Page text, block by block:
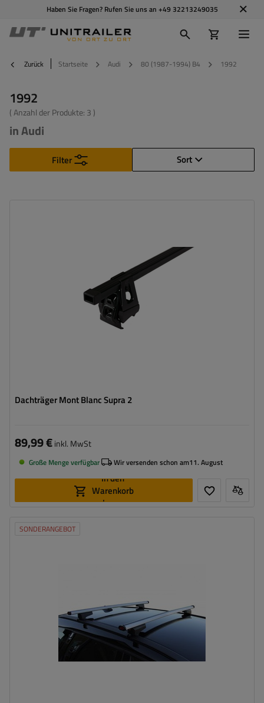
Haben Sie Fragen? Rufen Sie uns an +49 32213249035
Zurück Startseite Audi 80 (1987-1994) B4 1992
1992
( Anzahl der Produkte: 3 )
in Audi
Sort
Filter
Dachträger Mont Blanc Supra 2
89,99 €inkl. MwSt
Große Menge verfügbar Wir versenden schon am11. August
In den
Warenkorb
legen
SONDERANGEBOT